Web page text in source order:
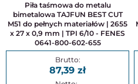
Piła taśmowa do metalu
bimetalowa TAJFUN BEST CUT
M51 do pełnych materiałów | 2655
x 27 x 0,9 mm | TPI 6/10 - FENES
0641-800-602-655
87,39